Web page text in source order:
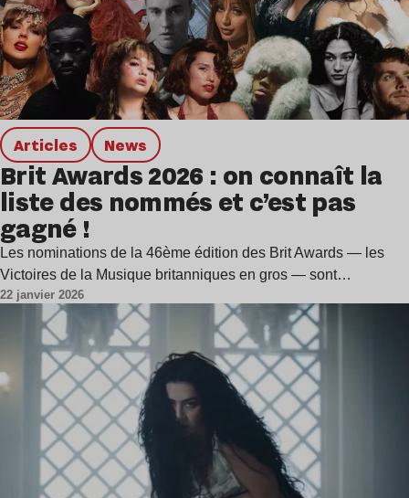
Articles news
Brit Awards 2026 : on connaît la
liste des nommés et c’est pas
gagné !
Les nominations de la 46ème édition des Brit Awards — les
Victoires de la Musique britanniques en gros — sont…
22 janvier 2026